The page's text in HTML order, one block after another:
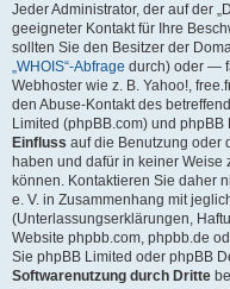
Jeder Administrator, der auf der
geeigneter Kontakt für Ihre
sollten Sie den Besitzer der
„WHOIS“-Abfrage durch) oder —
Webhoster wie z. B. Yahoo!,
den Abuse-Kontakt des
Limited (phpBB.com) und
Einfluss auf die Benutzung oder
haben und dafür in keiner
können. Kontaktieren Sie daher
e. V. in Zusammenhang mit
(Unterlassungserklärungen,
Website phpbb.com, phpbb.de
Sie phpBB Limited oder phpBB
Softwarenutzung durch Dritte